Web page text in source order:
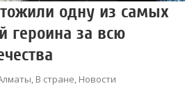
одну из самых
героина за всю
, В стране, Новости